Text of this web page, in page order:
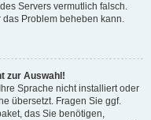
Servers vermutlich falsch.
das Problem beheben kann.
zur Auswahl!
Sprache nicht installiert oder
übersetzt. Fragen Sie ggf.
das Sie benötigen,